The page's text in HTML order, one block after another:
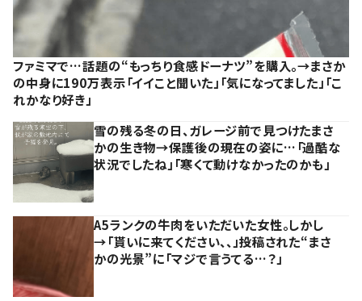
ファミマで…話題の“もっちり食感ドーナツ”を購入。→まさか
の中身に190万表示「イイこと聞いた」「気になってました」「こ
れかなり好き」
雪の残る冬の日、ガレージ前で見つけたまさ
かの生き物→保護後の現在の姿に…「過酷な
状況でしたね」「寒くて動けなかったのかも」
A5ランクの牛肉をいただいた女性。しかし
→「貰いに来てください、、」投稿された“まさ
かの光景”に「マジで言うてる…？」